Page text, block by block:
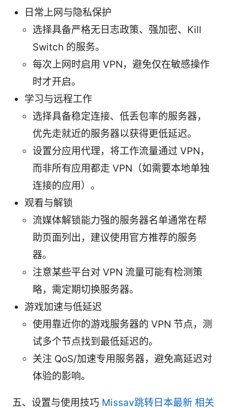
日常上网与隐私保护
选择具备严格无日志政策、强加密、Kill
Switch 的服务。
每次上网时启用 VPN，避免仅在敏感操作
时才开启。
学习与远程工作
选择具备稳定连接、低丢包率的服务器，
优先走就近的服务器以获得更低延迟。
设置分应用代理，将工作流量通过 VPN，
而非所有应用都走 VPN（如需要本地单独
连接的应用）。
观看与解锁
流媒体解锁能力强的服务器名单通常在帮
助页面列出，建议使用官方推荐的服务
器。
注意某些平台对 VPN 流量可能有检测策
略，需定期切换服务器。
游戏加速与低延迟
使用靠近你的游戏服务器的 VPN 节点，测
试多个节点找到最低延迟的。
关注 QoS/加速专用服务器，避免高延迟对
体验的影响。
五、设置与使用技巧 Missav跳转日本最新 相关